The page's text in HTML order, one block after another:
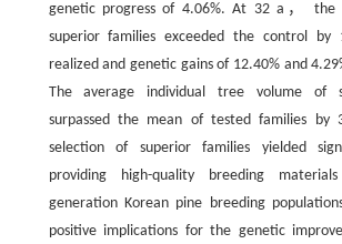
genetic progress of 4.06%. At 32 a， the
superior families exceeded the control
realized and genetic gains of 12.40% and
The average individual tree volume of
surpassed the mean of tested families by
selection of superior families yielded
providing high-quality breeding
generation Korean pine breeding
positive implications for the genetic